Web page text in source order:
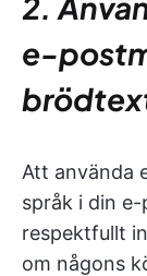
e-
Att använda
språk i din
respektfullt
om någons